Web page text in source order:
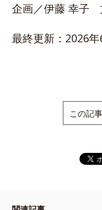
企画／伊藤 幸子
最終更新：2026年
この記